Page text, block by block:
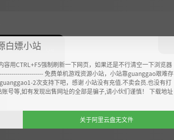
白嫖小站
容用CTRL+F5强制刷新一下网页，如果还是不行清空一下浏览器
免费单机游戏资源小站，小站靠guanggao艰难存
2次支持下吧，感谢 小站没有充值.不卖会员.也没有打
号等,如有发现出售网址的全部是骗子,请小伙们谨慎！ 下载地址
关于阿里云盘无文件